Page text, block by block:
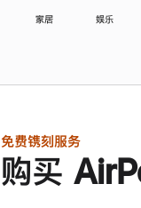
家居 娱乐
免费镌刻服务
购买